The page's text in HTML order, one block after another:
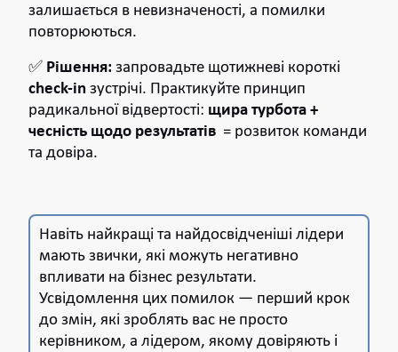
залишається в невизначеності, а помилки
повторюються.
✅ Рішення: запровадьте щотижневі короткі
check-in зустрічі. Практикуйте принцип
радикальної відвертості: щира турбота +
чесність щодо результатів = розвиток команди
та довіра.
Навіть найкращі та найдосвідченіші лідери
мають звички, які можуть негативно
впливати на бізнес результати.
Усвідомлення цих помилок — перший крок
до змін, які зроблять вас не просто
керівником, а лідером, якому довіряють і